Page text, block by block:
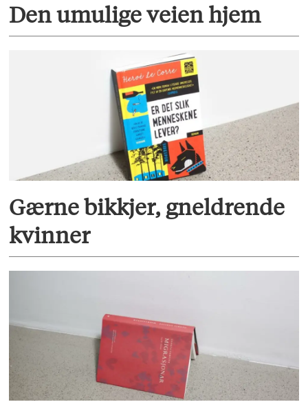
Den umulige veien hjem
Gærne bikkjer, gneldrende
kvinner